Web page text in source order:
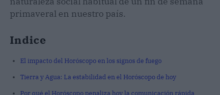
primaveral en nuestro país.
Indice
El impacto del Horóscopo en los signos de fuego
Tierra y Agua: La estabilidad en el Horóscopo de hoy
Por qué el Horóscopo penaliza hoy la comunicación rápida